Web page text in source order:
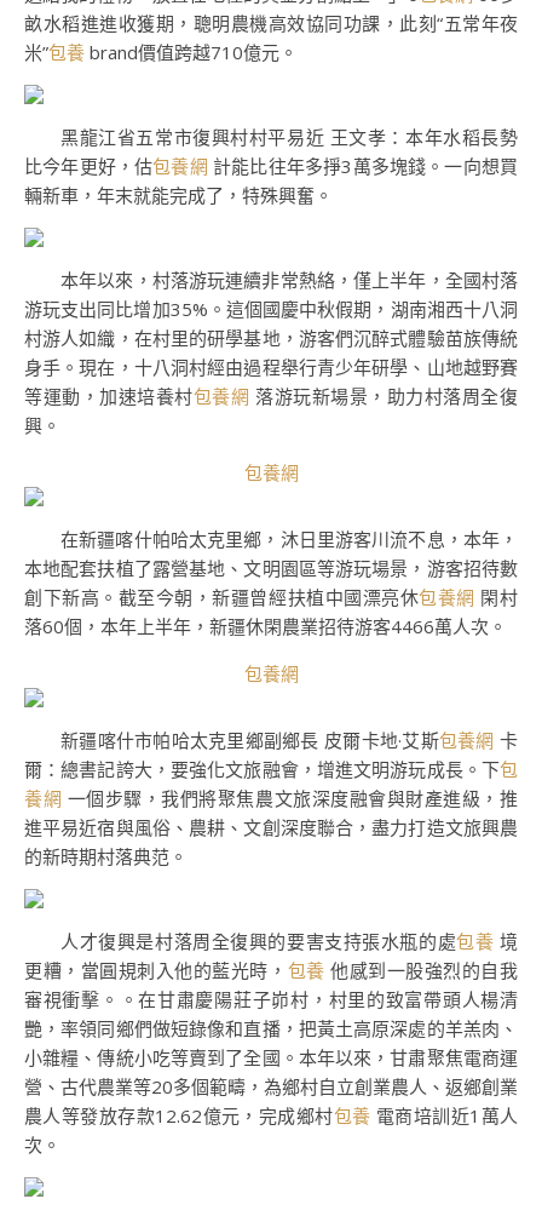
畝水稻進進收獲期，聰明農機高效協同功課，此刻“五常年夜
米”包養 brand價值跨越710億元。
黑龍江省五常市復興村村平易近 王文孝：本年水稻長勢
比今年更好，估包養網 計能比往年多掙3萬多塊錢。一向想買
輛新車，年末就能完成了，特殊興奮。
本年以來，村落游玩連續非常熱絡，僅上半年，全國村落
游玩支出同比增加35%。這個國慶中秋假期，湖南湘西十八洞
村游人如織，在村里的研學基地，游客們沉醉式體驗苗族傳統
身手。現在，十八洞村經由過程舉行青少年研學、山地越野賽
等運動，加速培養村包養網 落游玩新場景，助力村落周全復
興。
包養網
在新疆喀什帕哈太克里鄉，沐日里游客川流不息，本年，
本地配套扶植了露營基地、文明園區等游玩場景，游客招待數
創下新高。截至今朝，新疆曾經扶植中國漂亮休包養網 閑村
落60個，本年上半年，新疆休閑農業招待游客4466萬人次。
包養網
新疆喀什市帕哈太克里鄉副鄉長 皮爾卡地·艾斯包養網 卡
爾：總書記誇大，要強化文旅融會，增進文明游玩成長。下包
養網 一個步驟，我們將聚焦農文旅深度融會與財產進級，推
進平易近宿與風俗、農耕、文創深度聯合，盡力打造文旅興農
的新時期村落典范。
人才復興是村落周全復興的要害支持張水瓶的處包養 境
更糟，當圓規刺入他的藍光時， 包養 他感到一股強烈的自我
審視衝擊。。在甘肅慶陽莊子峁村，村里的致富帶頭人楊清
艷，率領同鄉們做短錄像和直播，把黃土高原深處的羊羔肉、
小雜糧、傳統小吃等賣到了全國。本年以來，甘肅聚焦電商運
營、古代農業等20多個範疇，為鄉村自立創業農人、返鄉創業
農人等發放存款12.62億元，完成鄉村包養 電商培訓近1萬人
次。